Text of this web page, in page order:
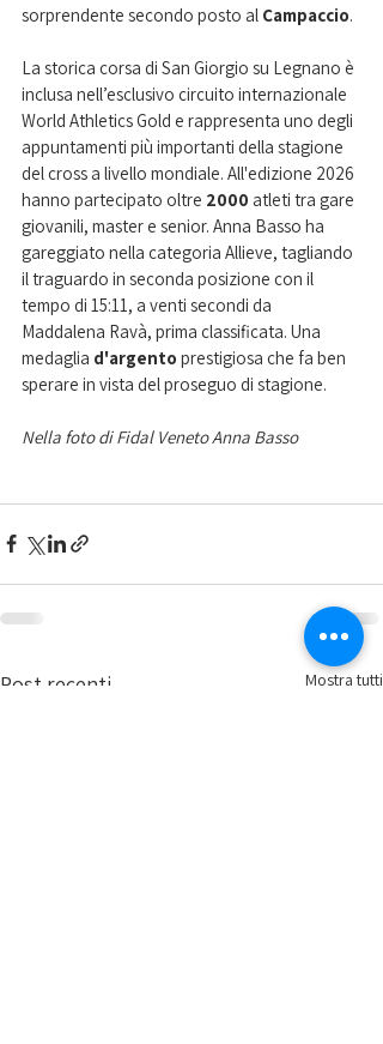
sorprendente secondo posto al Campaccio.
La storica corsa di San Giorgio su Legnano è
inclusa nell’esclusivo circuito internazionale
World Athletics Gold e rappresenta uno degli
appuntamenti più importanti della stagione
del cross a livello mondiale. All'edizione 2026
hanno partecipato oltre 2000 atleti tra gare
giovanili, master e senior. Anna Basso ha
gareggiato nella categoria Allieve, tagliando
il traguardo in seconda posizione con il
tempo di 15:11, a venti secondi da
Maddalena Ravà, prima classificata. Una
medaglia d'argento prestigiosa che fa ben
sperare in vista del proseguo di stagione.
Nella foto di Fidal Veneto Anna Basso
Post recenti Mostra tutti